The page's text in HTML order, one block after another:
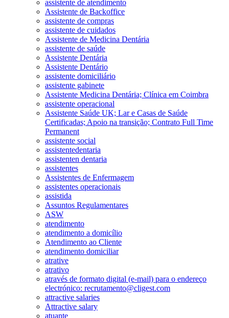
assistente de atendimento
Assistente de Backoffice
assistente de compras
assistente de cuidados
Assistente de Medicina Dentária
assistente de saúde
Assistente Dentária
Assistente Dentário
assistente domiciliário
assistente gabinete
Assistente Medicina Dentária; Clínica em Coimbra
assistente operacional
Assistente Saúde UK; Lar e Casas de Saúde
Certificadas; Apoio na transição; Contrato Full Time
Permanent
assistente social
assistentedentaria
assistenten dentaria
assistentes
Assistentes de Enfermagem
assistentes operacionais
assistida
Assuntos Regulamentares
ASW
atendimento
atendimento a domicílio
Atendimento ao Cliente
atendimento domiciliar
atrative
atrativo
através de formato digital (e-mail) para o endereço
electrónico: recrutamento@cligest.com
attractive salaries
Attractive salary
atuante